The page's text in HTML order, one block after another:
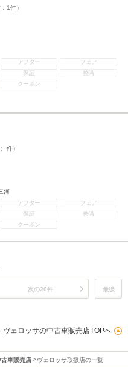
1件）
アフター
フェア
保証
整備
クーポン
-件）
河
アフター
フェア
保証
整備
クーポン
次の20件 最後
ヴェロッサの中古車販売店TOPへ
古車販売店 ヴェロッサ取扱店の一覧